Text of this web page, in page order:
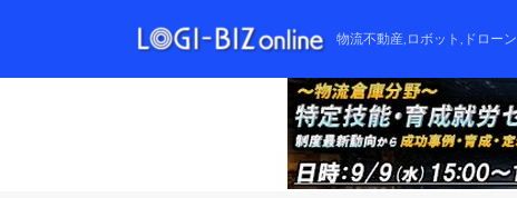
物流不動産,ロボット,ドロー